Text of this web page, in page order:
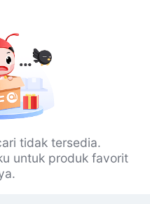
tidak tersedia.
untuk produk favorit